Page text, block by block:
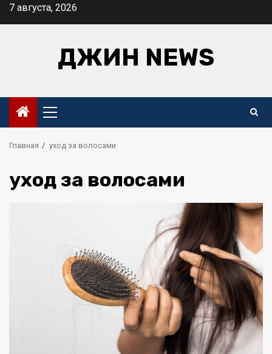
Перейти
7 августа, 2026
ДЖИН NEWS
Основное
меню
Главная уход за волосами
уход за волосами